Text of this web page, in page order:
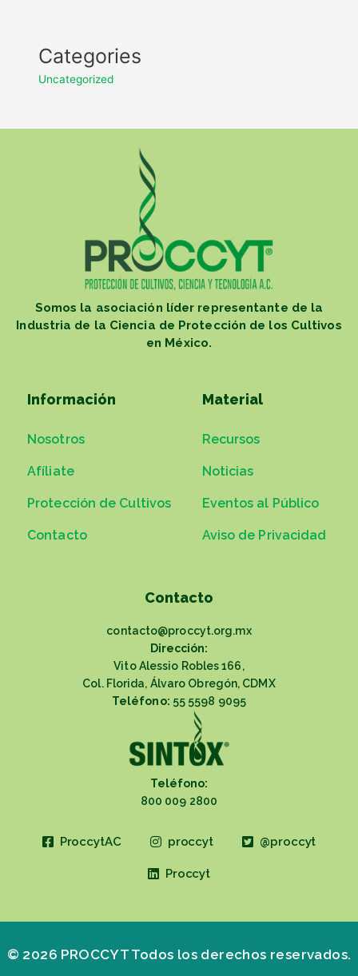
Categories
Uncategorized
Somos la asociación líder representante de la
Industria de la Ciencia de Protección de los Cultivos
en México.
Información
Nosotros
Afíliate
Protección de Cultivos
Contacto
Material
Recursos
Noticias
Eventos al Público
Aviso de Privacidad
Contacto
contacto@proccyt.org.mx
Dirección:
Vito Alessio Robles 166,
Col. Florida, Álvaro Obregón, CDMX
Teléfono: 55 5598 9095
Teléfono:
800 009 2800
ProccytAC proccyt @proccyt
Proccyt
© 2026 PROCCYT Todos los derechos reservados.